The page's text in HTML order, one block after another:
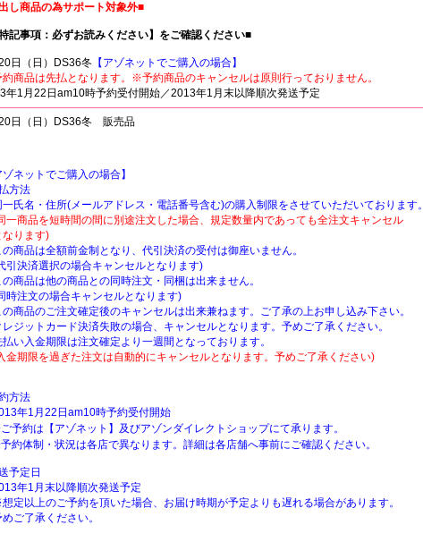
し商品の為サポート対象外■
記事項：必ずお読みください】をご確認ください■
日（日）DS36冬 【アゾネットでご購入の場合】
商品は先払となります。※予約商品のキャンセルは原則行っておりません。
年1月22日am10時予約受付開始／2013年1月末以降順次発送予定
日（日）DS36冬 販売品
ゾネットでご購入の場合】
方法
一氏名・住所(メールアドレス・電話番号含む)の購入制限をさせていただいております。
一商品を短時間の間に別途注文した場合、規定数量内であっても全注文キャンセル
ります)
の商品は全額前金制となり、代引決済の受付は御座いません。
引決済選択の場合キャンセルとなります)
の商品は他の商品との同時注文・同梱は出来ません。
時注文の場合キャンセルとなります)
の商品のご注文確定後のキャンセルは出来兼ねます。ご了承の上お申し込み下さい。
レジットカード決済失敗の場合、キャンセルとなります。予めご了承ください。
払い入金期限は注文確定より一週間となっております。
金期限を過ぎた注文は自動的にキャンセルとなります。予めご了承ください)
方法
年1月22日am10時予約受付開始
予約は【アゾネット】及びアゾンダイレクトショップにて承ります。
約体制・状況は各店で異なります。詳細は各店舗へ事前にご確認ください。
予定日
年1月末以降順次発送予定
定以上のご予約を頂いた場合、お届け時期が予定よりも遅れる場合があります。
ご了承ください。